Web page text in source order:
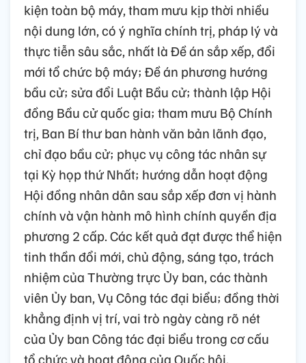
kiện toàn bộ máy, tham mưu kịp thời nhiều
nội dung lớn, có ý nghĩa chính trị, pháp lý và
thực tiễn sâu sắc, nhất là Đề án sắp xếp, đổi
mới tổ chức bộ máy; Đề án phương hướng
bầu cử; sửa đổi Luật Bầu cử; thành lập Hội
đồng Bầu cử quốc gia; tham mưu Bộ Chính
trị, Ban Bí thư ban hành văn bản lãnh đạo,
chỉ đạo bầu cử; phục vụ công tác nhân sự
tại Kỳ họp thứ Nhất; hướng dẫn hoạt động
Hội đồng nhân dân sau sắp xếp đơn vị hành
chính và vận hành mô hình chính quyền địa
phương 2 cấp. Các kết quả đạt được thể hiện
tinh thần đổi mới, chủ động, sáng tạo, trách
nhiệm của Thường trực Ủy ban, các thành
viên Ủy ban, Vụ Công tác đại biểu; đồng thời
khẳng định vị trí, vai trò ngày càng rõ nét
của Ủy ban Công tác đại biểu trong cơ cấu
tổ chức và hoạt động của Quốc hội.